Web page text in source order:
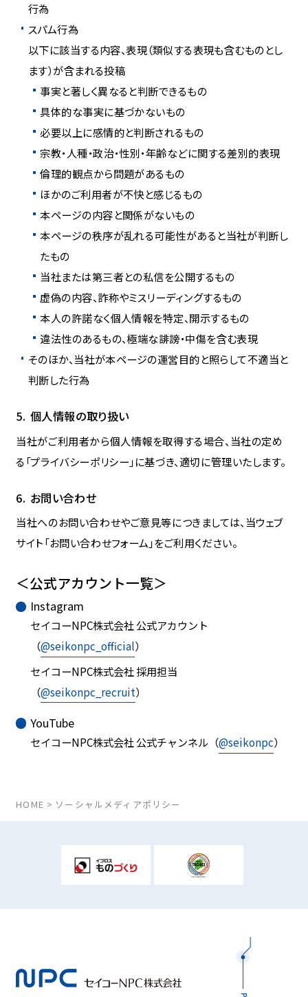
行為
スパム行為
以下に該当する内容、表現（類似する表現も含むものとし
ます）が含まれる投稿
事実と著しく異なると判断できるもの
具体的な事実に基づかないもの
必要以上に感情的と判断されるもの
宗教・人種・政治・性別・年齢などに関する差別的表現
倫理的観点から問題があるもの
ほかのご利用者が不快と感じるもの
本ページの内容と関係がないもの
本ページの秩序が乱れる可能性があると当社が判断し
たもの
当社または第三者との私信を公開するもの
虚偽の内容、詐称やミスリーディングするもの
本人の許諾なく個人情報を特定、開示するもの
違法性のあるもの、極端な誹謗・中傷を含む表現
そのほか、当社が本ページの運営目的と照らして不適当と
判断した行為
個人情報の取り扱い
当社がご利用者から個人情報を取得する場合、当社の定め
る「プライバシーポリシー」に基づき、適切に管理いたします。
お問い合わせ
当社へのお問い合わせやご意見等につきましては、当ウェブ
サイト「お問い合わせフォーム」をご利用ください。
＜公式アカウント一覧＞
Instagram
セイコーNPC株式会社 公式アカウント
（@seikonpc_official）
セイコーNPC株式会社 採用担当
（@seikonpc_recruit）
YouTube
セイコーNPC株式会社 公式チャンネル（@seikonpc）
HOME ソーシャルメディアポリシー